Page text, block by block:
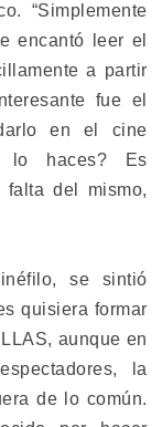
“Simplemente
encantó leer el
a partir
fue el
en el cine
lo haces? Es
del mismo,
se sintió
quisiera formar
aunque en
la
de lo común.